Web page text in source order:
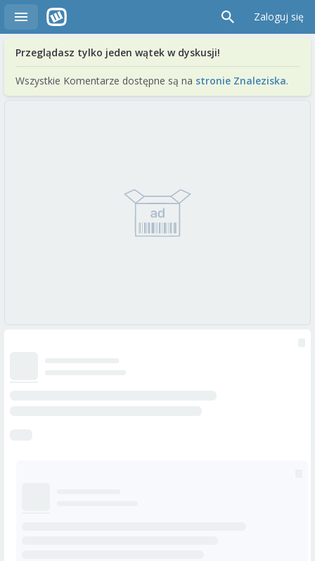
Zaloguj się
Przeglądasz tylko jeden wątek w dyskusji!
Wszystkie Komentarze dostępne są na stronie Znaleziska.